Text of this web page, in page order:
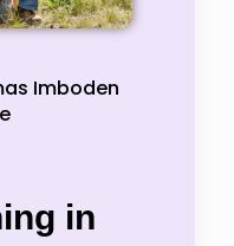
Imboden
in